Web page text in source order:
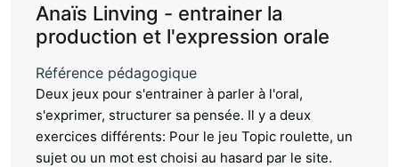
Anaïs Linving - entrainer la
production et l'expression orale
Référence pédagogique
Deux jeux pour s'entrainer à parler à l'oral,
s'exprimer, structurer sa pensée. Il y a deux
exercices différents: Pour le jeu Topic roulette, un
sujet ou un mot est choisi au hasard par le site.